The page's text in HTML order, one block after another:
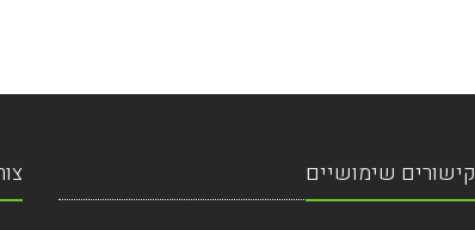
קישורים שימושיים